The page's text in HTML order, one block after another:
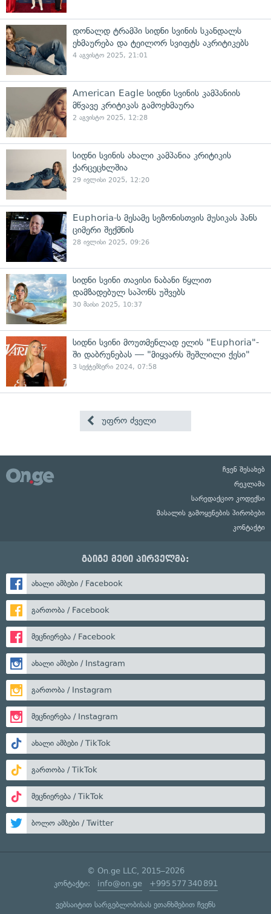
დონალდ ტრამპი სიდნი სვინის სკანდალს
ეხმაურება და ტეილორ სვიფტს აკრიტიკებს
4 აგვისტო 2025, 21:01
American Eagle სიდნი სვინის კამპანიის
მწვავე კრიტიკას გამოეხმაურა
2 აგვისტო 2025, 12:28
სიდნი სვინის ახალი კამპანია კრიტიკის
ქარცეცხლშია
29 ივლისი 2025, 12:20
Euphoria-ს მესამე სეზონისთვის მუსიკას ჰანს
ციმერი შექმნის
28 ივლისი 2025, 09:26
სიდნი სვინი თავისი ნაბანი წყლით
დამზადებულ საპონს უშვებს
30 მაისი 2025, 10:37
სიდნი სვინი მოუთმენლად ელის "Euphoria"-
ში დაბრუნებას — "მიყვარს შეშლილი ქესი"
3 სექტემბერი 2024, 07:58
უფრო ძველი
ჩვენ შესახებ
რეკლამა
სარედაქციო კოდექსი
მასალის გამოყენების პირობები
კონტაქტი
გაიგე მეტი პირველმა:
ახალი ამბები / Facebook
გართობა / Facebook
მეცნიერება / Facebook
ახალი ამბები / Instagram
გართობა / Instagram
მეცნიერება / Instagram
ახალი ამბები / TikTok
გართობა / TikTok
მეცნიერება / TikTok
ბოლო ამბები / Twitter
© On.ge LLC, 2015–2026
კონტაქტი: info@on.ge +995 577 340 891
ვებსაიტით სარგებლობისას ეთანხმებით ჩვენს